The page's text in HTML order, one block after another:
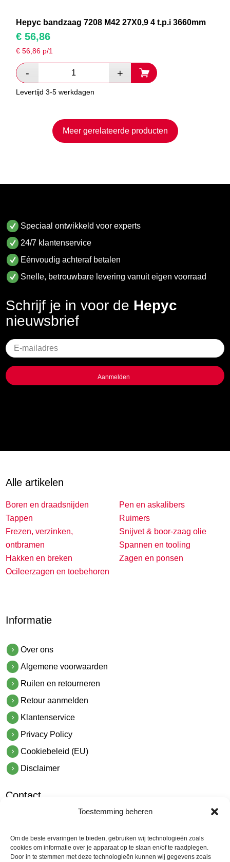
Toestemming beheren
Om de beste ervaringen te bieden, gebruiken wij technologieën zoals
cookies om informatie over je apparaat op te slaan en/of te raadplegen.
Door in te stemmen met deze technologieën kunnen wij gegevens zoals
Hepyc bandzaag 7208 M42 27X0,9 4 t.p.i 3660mm
€ 56,86
€56,86 p/1
Levertijd 3-5 werkdagen
Meer gerelateerde producten
Speciaal ontwikkeld voor experts
24/7 klantenservice
Eénvoudig achteraf betalen
Snelle, betrouwbare levering vanuit eigen voorraad
Schrijf je in voor de Hepyc
nieuwsbrief
Geen
titel
Alle artikelen
Boren en draadsnijden
Tappen
Frezen, verzinken,
ontbramen
Hakken en breken
Ocileerzagen en toebehoren
Pen en askalibers
Ruimers
Snijvet & boor-zaag olie
Spannen en tooling
Zagen en ponsen
Informatie
Over ons
Algemene voorwaarden
Ruilen en retourneren
Retour aanmelden
Klantenservice
Privacy Policy
Cookiebeleid (EU)
Disclaimer
Contact
t.0228 53 00 40
e.info@hetindustriehuis.com